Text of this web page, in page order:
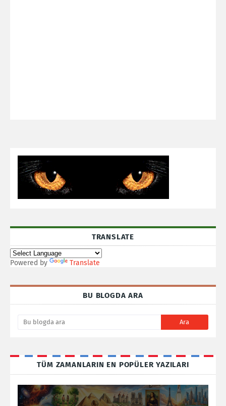
TRANSLATE
Powered by Translate
BU BLOGDA ARA
TÜM ZAMANLARIN EN POPÜLER YAZILARI